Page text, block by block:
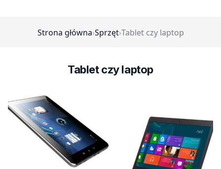
Strona główna›Sprzęt›Tablet czy laptop
Tablet czy laptop